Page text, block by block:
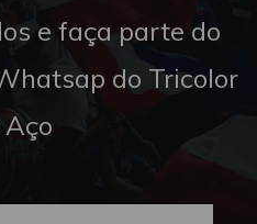
e faça parte do
do Tricolor
Aço